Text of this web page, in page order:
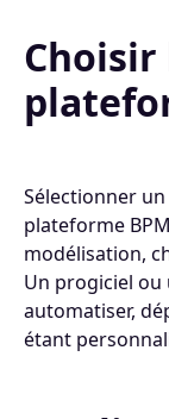
Sélectionner
plateforme
modélisation,
Un progiciel ou
automatiser,
étant